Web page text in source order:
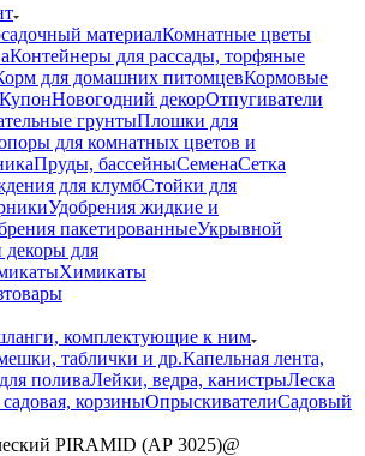
материалКомнатные цветы
Контейнеры для рассады, торфяные
для домашних питомцевКормовые
КупонНовогодний декорОтпугиватели
грунтыПлошки для
для комнатных цветов и
Пруды, бассейныСеменаСетка
для клумбСтойки для
Удобрения жидкие и
пакетированныеУкрывной
для
Химикаты
комплектующие к ним
таблички и др.Капельная лента,
поливаЛейки, ведра, канистрыЛеска
корзиныОпрыскивателиСадовый
PIRAMID (АР 3025)@